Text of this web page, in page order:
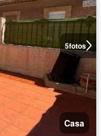
5fotos
Casa